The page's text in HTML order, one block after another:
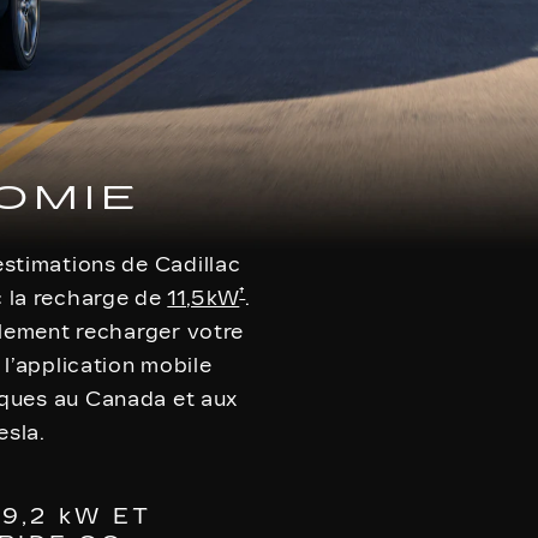
de Cadillac
la recharge de11,5 kW†.
recharger votre
mobile
au Canada et aux
kW ET